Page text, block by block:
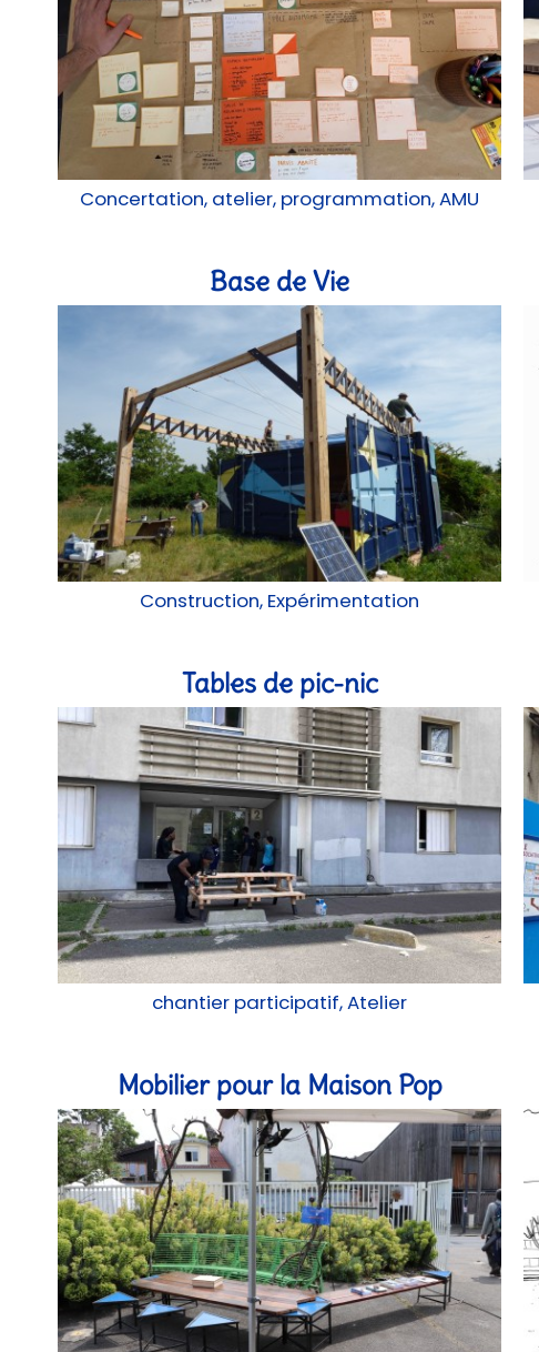
Concertation, atelier, programmation, AMU
Base de Vie
Construction, Expérimentation
Tables de pic-nic
chantier participatif, Atelier
Mobilier pour la Maison Pop